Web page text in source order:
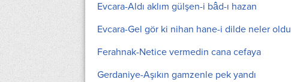
Evcara-Aldı aklım gülşen-i bâd-ı hazan
Evcara-Gel gör ki nihan hane-i dilde neler oldu
Ferahnak-Netice vermedin cana cefaya
Gerdaniye-Aşıkın gamzenle pek yandı